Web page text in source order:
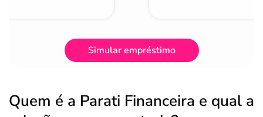
Simular empréstimo
Quem é a Parati Financeira e qual a